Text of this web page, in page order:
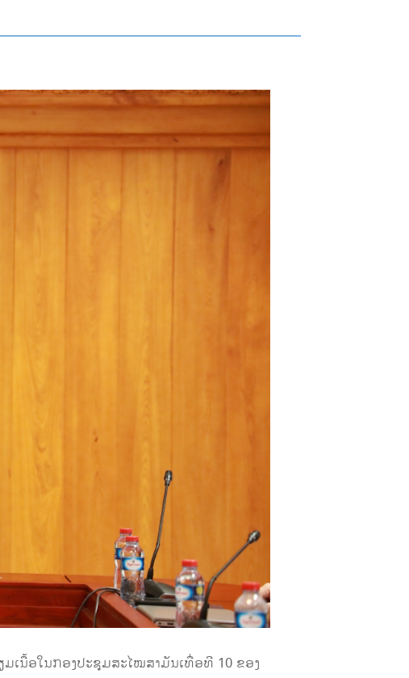
ເນື້ອໃນກອງປະຊຸມສະໄໝສາມັນເທື່ອທີ 10 ຂອງ